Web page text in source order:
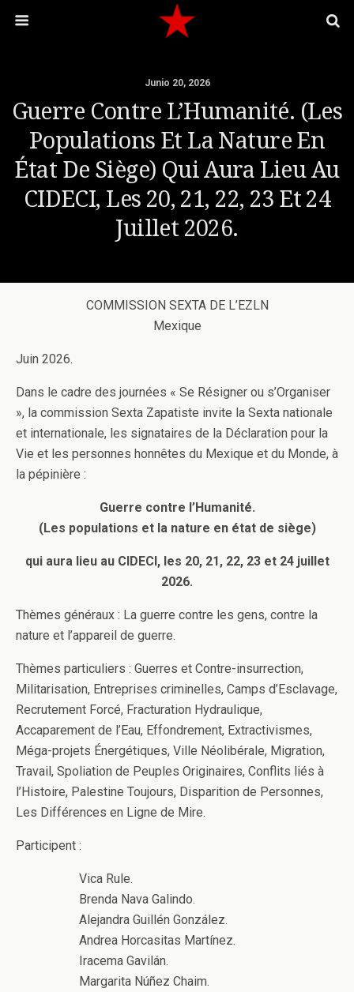
Junio 20, 2026
Guerre Contre L’Humanité. (Les
Populations Et La Nature En
État De Siège) Qui Aura Lieu Au
CIDECI, Les 20, 21, 22, 23 Et 24
Juillet 2026.
COMMISSION SEXTA DE L’EZLN
Mexique
Juin 2026.
Dans le cadre des journées « Se Résigner ou s’Organiser
», la commission Sexta Zapatiste invite la Sexta nationale
et internationale, les signataires de la Déclaration pour la
Vie et les personnes honnêtes du Mexique et du Monde, à
la pépinière :
Guerre contre l’Humanité.
(Les populations et la nature en état de siège)
qui aura lieu au CIDECI, les 20, 21, 22, 23 et 24 juillet
2026.
Thèmes généraux : La guerre contre les gens, contre la
nature et l’appareil de guerre.
Thèmes particuliers : Guerres et Contre-insurrection,
Militarisation, Entreprises criminelles, Camps d’Esclavage,
Recrutement Forcé, Fracturation Hydraulique,
Accaparement de l’Eau, Effondrement, Extractivismes,
Méga-projets Énergétiques, Ville Néolibérale, Migration,
Travail, Spoliation de Peuples Originaires, Conflits liés à
l’Histoire, Palestine Toujours, Disparition de Personnes,
Les Différences en Ligne de Mire.
Participent :
Vica Rule.
Brenda Nava Galindo.
Alejandra Guillén González.
Andrea Horcasitas Martínez.
Iracema Gavilán.
Margarita Núñez Chaim.